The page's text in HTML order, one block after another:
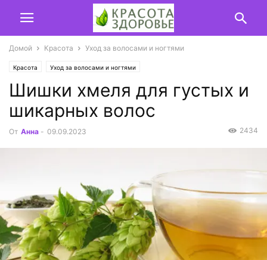
Домой Красота Уход за волосами и ногтями
Красота Уход за волосами и ногтями
Шишки хмеля для густых и
шикарных волос
От Анна - 09.09.2023 2434